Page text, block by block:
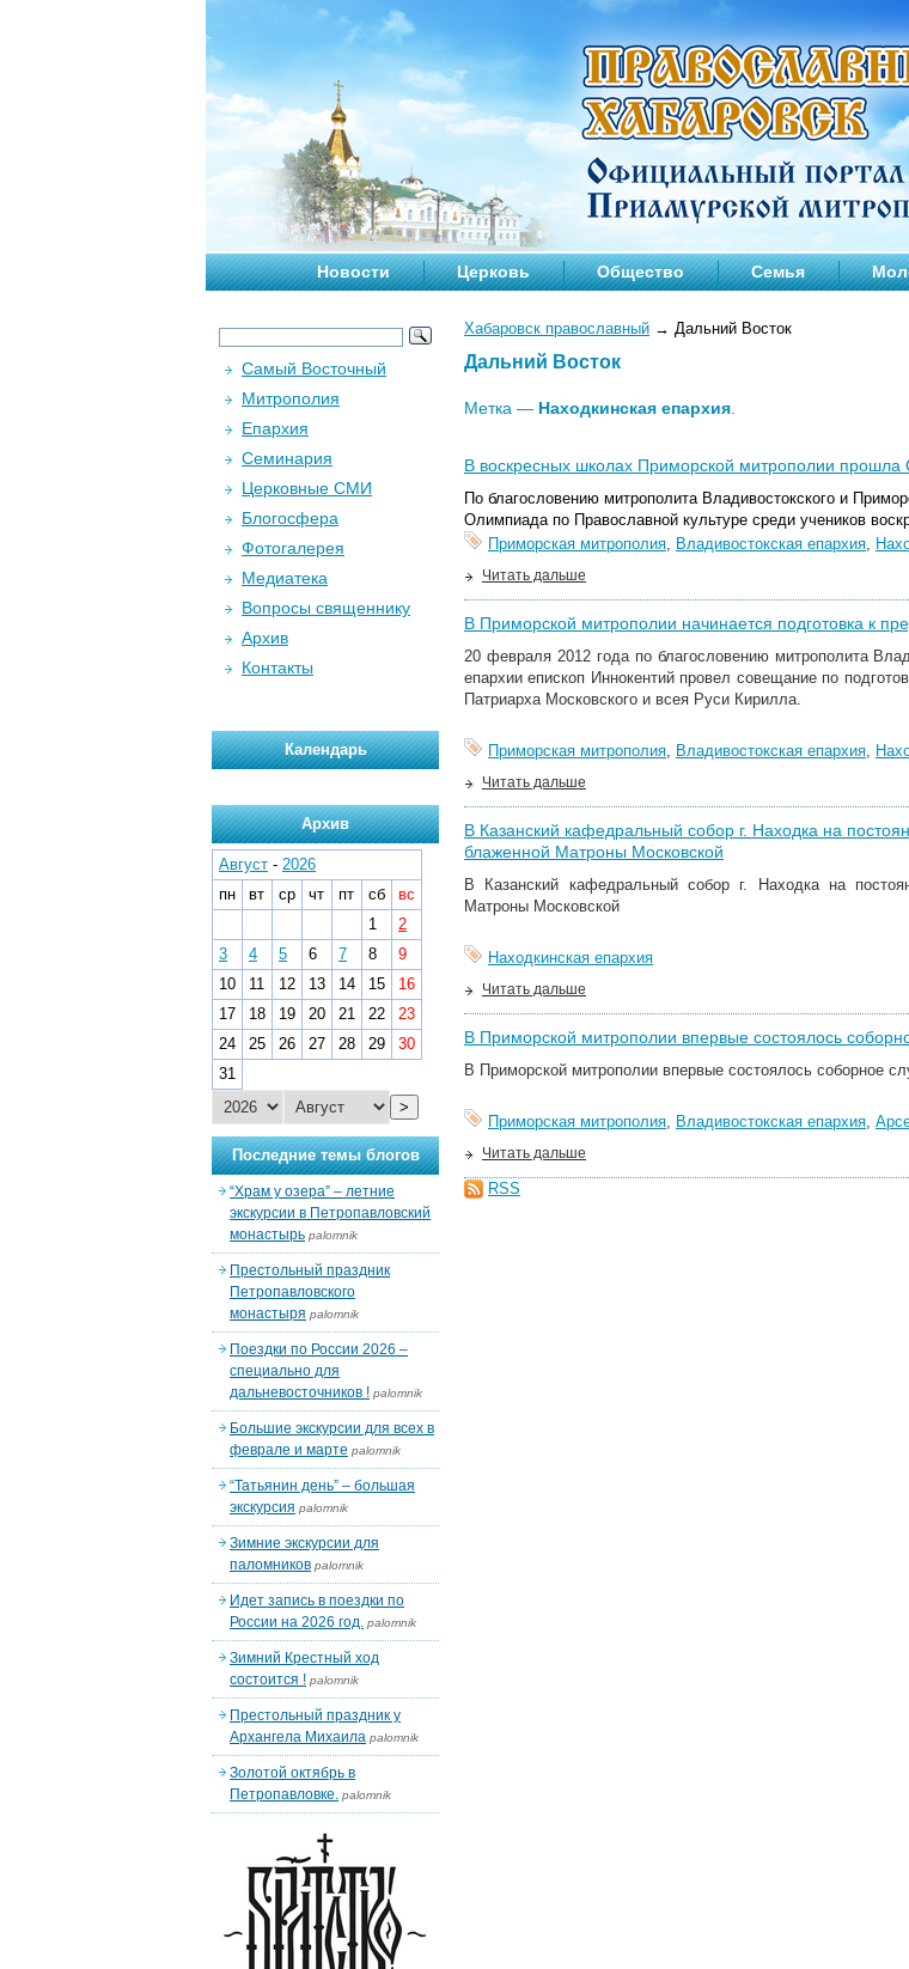
Новости Церковь Общество Семья
Хабаровск православный → Дальний Восток
Дальний Восток
Метка — Находкинская епархия
В воскресных школах Приморской митрополии прошла
По благословению митрополита Владивостокского и
Олимпиада по Православной культуре среди учеников
Приморская митрополия, Владивостокская епархия,
Читать дальше
В Приморской митрополии начинается подготовка к
20 февраля 2012 года по благословению митрополита
епархии епископ Иннокентий провел совещание по
Патриарха Московского и всея Руси Кирилла.
Приморская митрополия, Владивостокская епархия,
Читать дальше
В Казанский кафедральный собор г. Находка на
блаженной Матроны Московской
В Казанский кафедральный собор г. Находка на
Матроны Московской
Находкинская епархия
Читать дальше
В Приморской митрополии впервые состоялось
В Приморской митрополии впервые состоялось соборное
Приморская митрополия, Владивостокская епархия,
Читать дальше
RSS
Самый Восточный
Митрополия
Епархия
Семинария
Церковные СМИ
Блогосфера
Фотогалерея
Медиатека
Вопросы священнику
Архив
Контакты
Календарь
Архив
Август - 2026
пн
вт ср чт пт сб
вс
1
2
3
4 5 6 7 8
9
10
11 12 13 14 15
16
17
18 19 20 21 22
23
24
25 26 27 28 29
30
31
>
Последние темы блогов
“Храм у озера” – летние
экскурсии в Петропавловский
монастырь palomnik
Престольный праздник
Петропавловского
монастыря palomnik
Поездки по России 2026 –
специально для
дальневосточников ! palomnik
Большие экскурсии для всех в
феврале и марте palomnik
“Татьянин день” – большая
экскурсия palomnik
Зимние экскурсии для
паломников palomnik
Идет запись в поездки по
России на 2026 год. palomnik
Зимний Крестный ход
состоится ! palomnik
Престольный праздник у
Архангела Михаила palomnik
Золотой октябрь в
Петропавловке. palomnik